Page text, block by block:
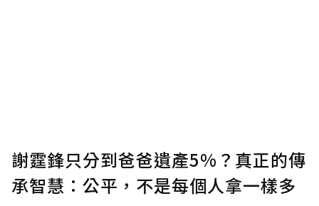
謝霆鋒只分到爸爸遺產5%？真正的傳
承智慧：公平，不是每個人拿一樣多